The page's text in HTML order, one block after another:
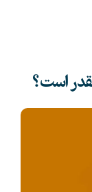
است؟